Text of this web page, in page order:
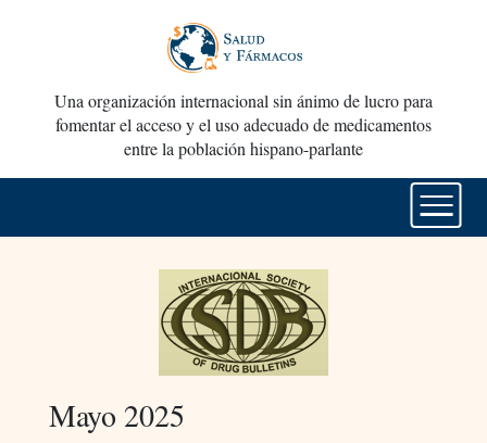
Una organización internacional sin ánimo de lucro para
fomentar el acceso y el uso adecuado de medicamentos
entre la población hispano-parlante
Mayo 2025